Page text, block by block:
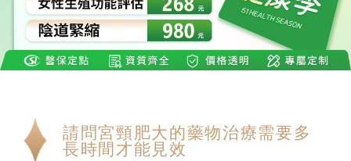
請問宮頸肥大的藥物治療需要多
長時間才能見效